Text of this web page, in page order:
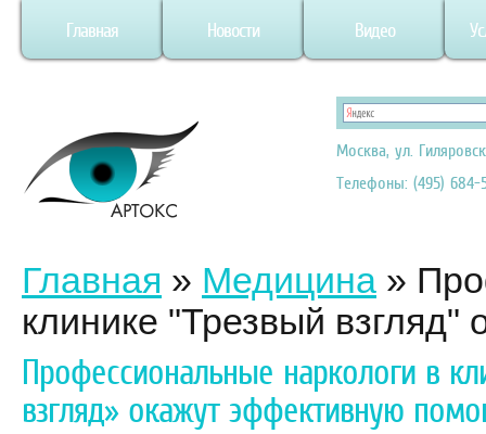
Главная Новости Видео
Москва, ул.
Телефоны: (495) 684-
Главная » Медицина »
клинике "Трезвый
Профессиональные наркологи в
взгляд» окажут эффективную